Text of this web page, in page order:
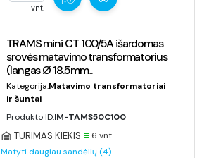
vnt.
TRAMS mini CT 100/5A išardomas
srovės matavimo transformatorius
(langas Ø 18.5mm...
Kategorija:Matavimo transformatoriai
ir šuntai
Produkto ID:IM-TAMS50C100
6 vnt.
TURIMAS KIEKIS
Matyti daugiau sandėlių (4)